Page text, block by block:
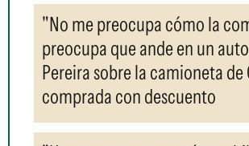
"No me preocupa cómo la
preocupa que ande en un
Pereira sobre la camioneta de
comprada con descuento